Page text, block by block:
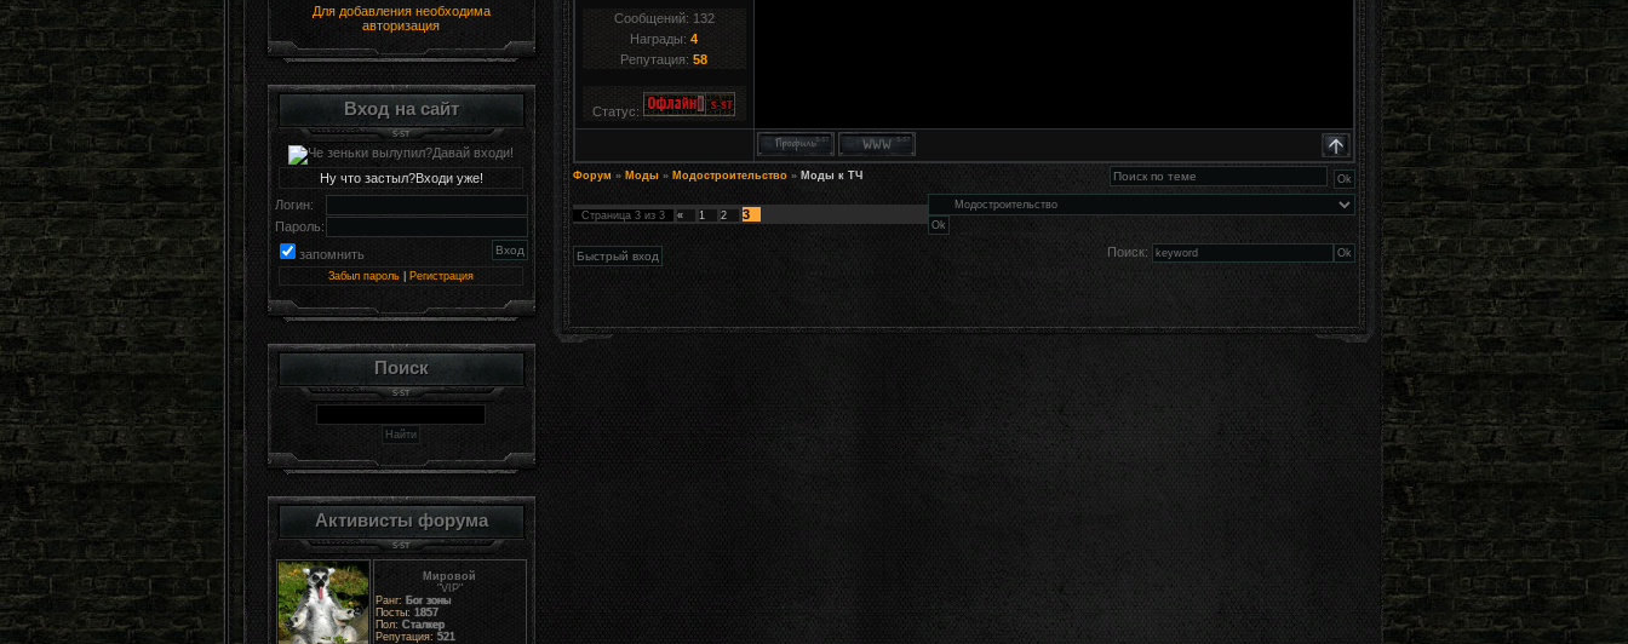
Для добавления необходима
авторизация
Вход на сайт
Ну что застыл?Входи уже!
Логин:
Пароль:
запомнить
Забыл пароль Регистрация
Поиск
Активисты форума
Мировой
"VIP"
Ранг: Бог зоны
Посты: 1857
Пол: Сталкер
Репутация: 521
Сообщений: 132
Награды: 4
Репутация: 58
Статус:
Форум » Моды » Модостроительство » Моды к ТЧ
Страница 3из 3 « 1 2 3
Поиск: